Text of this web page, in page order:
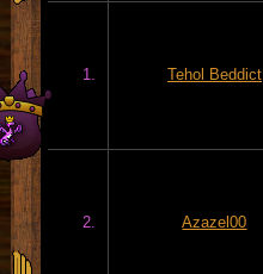
1. Tehol Beddict
2. Azazel00